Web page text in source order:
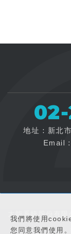
我們將使用
您同意我們使用
地址 : 新北
Email :
太能系統股份有